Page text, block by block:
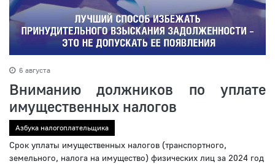
6 августа
Вниманию должников по уплате
имущественных налогов
Азбука налогоплательщика
Срок уплаты имущественных налогов (транспортного,
земельного, налога на имущество) физических лиц за 2024 год